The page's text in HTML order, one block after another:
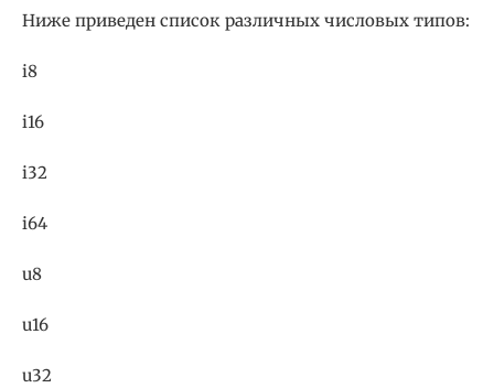
Ниже приведен список различных числовых типов:
i8
i16
i32
i64
u8
u16
u32